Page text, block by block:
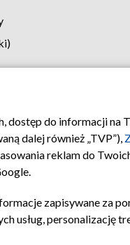
dostęp do informacji na
dalej również „TVP”),
reklam do
zapisywane za
usług, personalizację